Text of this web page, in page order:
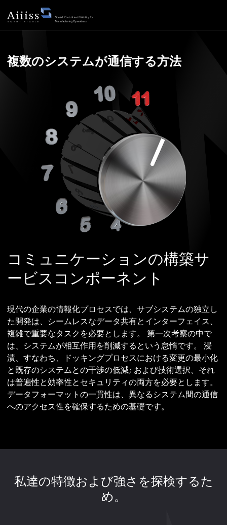
複数のシステムが通信する方法
コミュニケーションの構築サ
ービスコンポーネント
現代の企業の情報化プロセスでは、サブシステムの独立し
た開発は、シームレスなデータ共有とインターフェイス、
複雑で重要なタスクを必要とします。 第一次考察の中で
は、システムが相互作用を削減するという怠惰です。 浸
漬、すなわち、ドッキングプロセスにおける変更の最小化
と既存のシステムとの干渉の低減; および技術選択、それ
は普遍性と効率性とセキュリティの両方を必要とします。
データフォーマットの一貫性は、異なるシステム間の通信
へのアクセス性を確保するための基礎です。
私達の特徴および強さを探検するた
め。